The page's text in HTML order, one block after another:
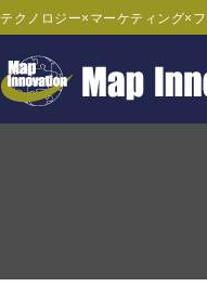
テクノロジー×マーケティング×